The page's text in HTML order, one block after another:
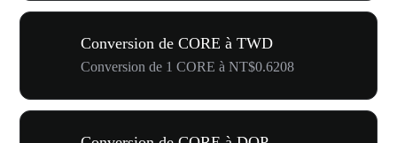
Conversion de CORE à TWD
Conversion de 1 CORE à NT$0.6208